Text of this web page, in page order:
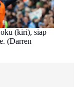
(kiri), siap
(Darren